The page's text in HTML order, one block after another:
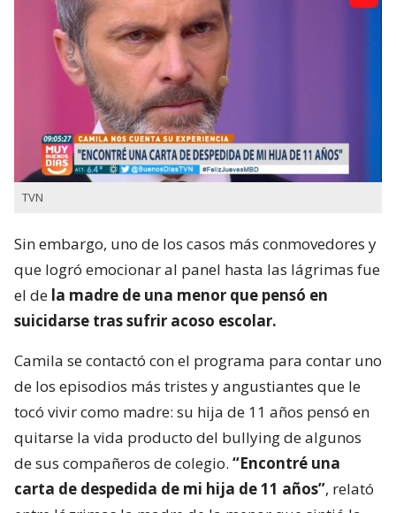
TVN
Sin embargo, uno de los casos más conmovedores y
que logró emocionar al panel hasta las lágrimas fue
el de la madre de una menor que pensó en
suicidarse tras sufrir acoso escolar.
Camila se contactó con el programa para contar uno
de los episodios más tristes y angustiantes que le
tocó vivir como madre: su hija de 11 años pensó en
quitarse la vida producto del bullying de algunos
de sus compañeros de colegio. “Encontré una
carta de despedida de mi hija de 11 años”, relató